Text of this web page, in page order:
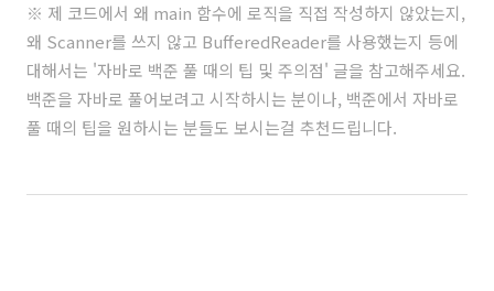
※ 제 코드에서 왜 main 함수에 로직을 직접 작성하지 않았는지,
왜 Scanner를 쓰지 않고 BufferedReader를 사용했는지 등에
대해서는 '자바로 백준 풀 때의 팁 및 주의점' 글을 참고해주세요.
백준을 자바로 풀어보려고 시작하시는 분이나, 백준에서 자바로
풀 때의 팁을 원하시는 분들도 보시는걸 추천드립니다.